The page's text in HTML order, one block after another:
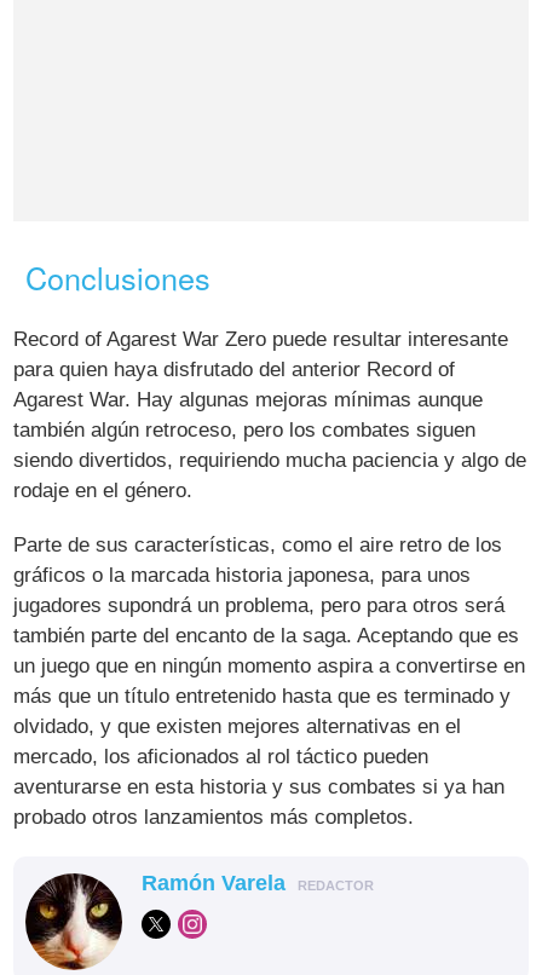
Conclusiones
Record of Agarest War Zero puede resultar interesante
para quien haya disfrutado del anterior Record of
Agarest War. Hay algunas mejoras mínimas aunque
también algún retroceso, pero los combates siguen
siendo divertidos, requiriendo mucha paciencia y algo de
rodaje en el género.
Parte de sus características, como el aire retro de los
gráficos o la marcada historia japonesa, para unos
jugadores supondrá un problema, pero para otros será
también parte del encanto de la saga. Aceptando que es
un juego que en ningún momento aspira a convertirse en
más que un título entretenido hasta que es terminado y
olvidado, y que existen mejores alternativas en el
mercado, los aficionados al rol táctico pueden
aventurarse en esta historia y sus combates si ya han
probado otros lanzamientos más completos.
Ramón Varela REDACTOR